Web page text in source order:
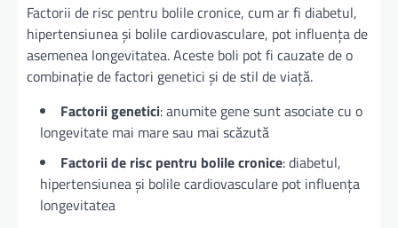
Factorii de risc pentru bolile cronice, cum ar fi diabetul,
hipertensiunea și bolile cardiovasculare, pot influența de
asemenea longevitatea. Aceste boli pot fi cauzate de o
combinație de factori genetici și de stil de viață.
Factorii genetici: anumite gene sunt asociate cu o
longevitate mai mare sau mai scăzută
Factorii de risc pentru bolile cronice: diabetul,
hipertensiunea și bolile cardiovasculare pot influența
longevitatea